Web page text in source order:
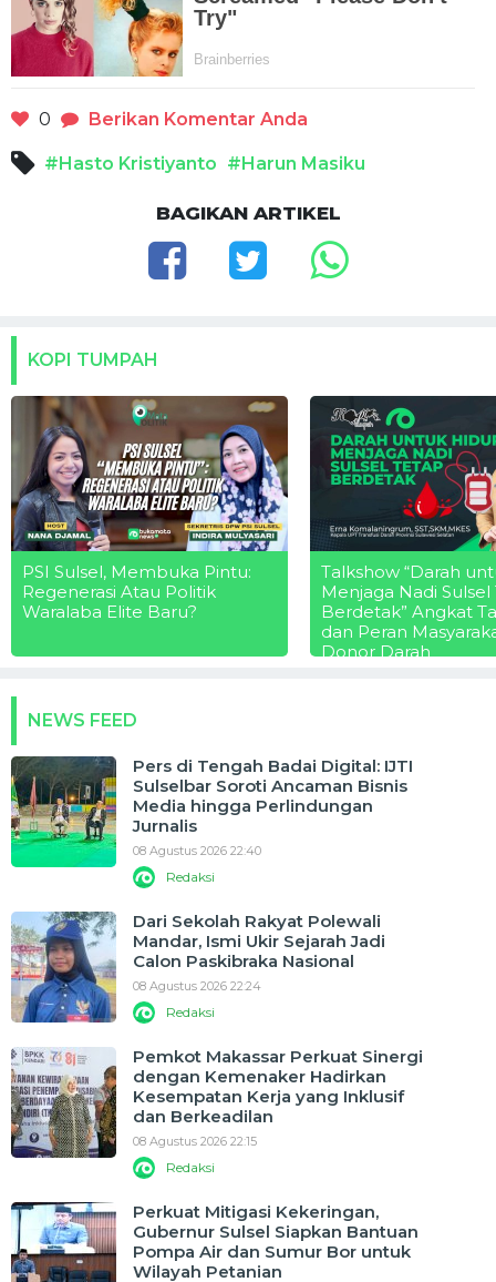
0 Berikan Komentar Anda
#Hasto Kristiyanto #Harun Masiku
BAGIKAN ARTIKEL
KOPI TUMPAH
PSI Sulsel, Membuka Pintu:
Regenerasi Atau Politik
Waralaba Elite Baru?
Talkshow “Darah
Menjaga Nadi Sulsel
Berdetak” Angkat
dan Peran
Donor Darah
NEWS FEED
Pers di Tengah Badai Digital: IJTI
Sulselbar Soroti Ancaman Bisnis
Media hingga Perlindungan
Jurnalis
08 Agustus 2026 22:40
Redaksi
Dari Sekolah Rakyat Polewali
Mandar, Ismi Ukir Sejarah Jadi
Calon Paskibraka Nasional
08 Agustus 2026 22:24
Redaksi
Pemkot Makassar Perkuat Sinergi
dengan Kemenaker Hadirkan
Kesempatan Kerja yang Inklusif
dan Berkeadilan
08 Agustus 2026 22:15
Redaksi
Perkuat Mitigasi Kekeringan,
Gubernur Sulsel Siapkan Bantuan
Pompa Air dan Sumur Bor untuk
Wilayah Petanian